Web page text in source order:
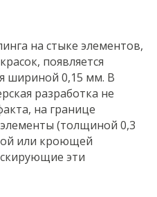
на стыке элементов,
появляется
шириной 0,15 мм. В
разработка не
на границе
(толщиной 0,3
или кроющей
эти